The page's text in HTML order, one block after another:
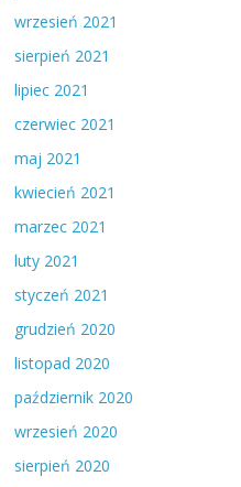
wrzesień 2021
sierpień 2021
lipiec 2021
czerwiec 2021
maj 2021
kwiecień 2021
marzec 2021
luty 2021
styczeń 2021
grudzień 2020
listopad 2020
październik 2020
wrzesień 2020
sierpień 2020